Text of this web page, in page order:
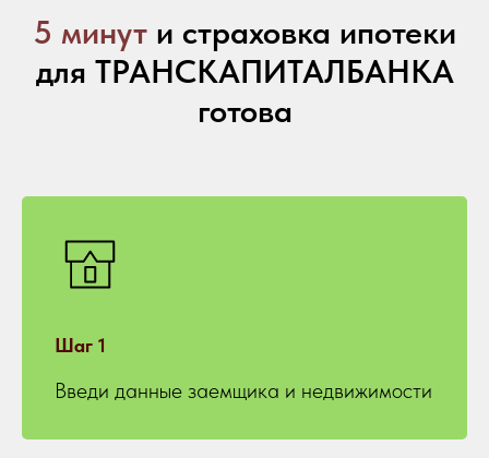
5 минут и страховка ипотеки
для ТРАНСКАПИТАЛБАНКА
готова
Шаг 1
Введи данные заемщика и недвижимости